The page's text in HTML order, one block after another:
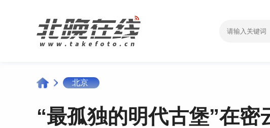
北京
“最孤独的明代古堡”在